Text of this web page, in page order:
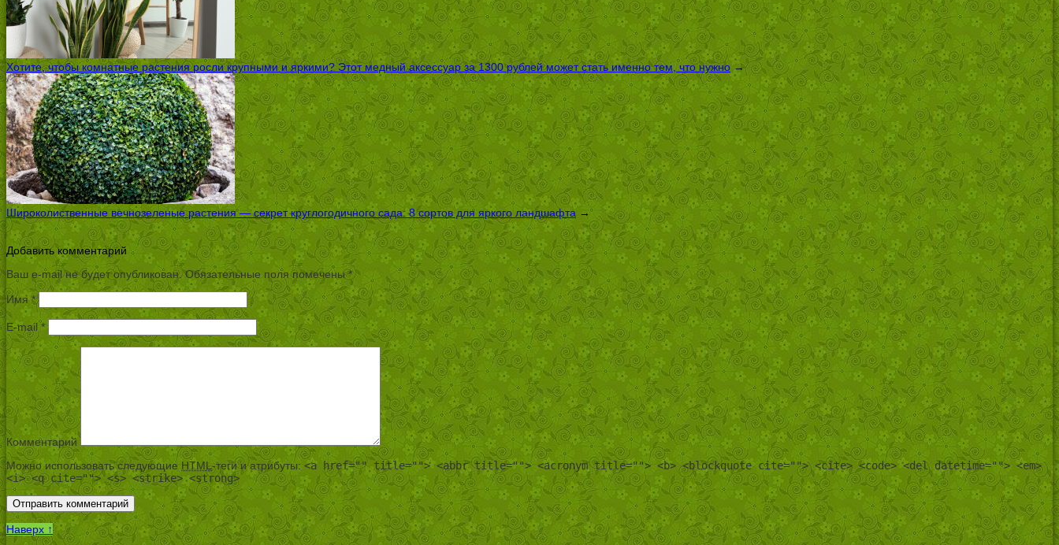
Хотите, чтобы комнатные растения росли крупными и яркими? Этот медный аксессуар за 1300 рублей может стать именно тем, что нужно→
Широколиственные вечнозеленые растения — секрет круглогодичного сада: 8 сортов для яркого ландшафта →
Добавить комментарий
Ваш e-mail не будет опубликован.Обязательные поля помечены*
Имя*
E-mail*
Комментарий
Можно использовать следующие HTML-теги и атрибуты: <a href="" title=""> <abbr title=""> <acronym title=""> <b> <blockquote cite=""> <cite> <code> <del datetime=""> <em>
<i> <q cite=""> <s> <strike> <strong>
Наверх ↑